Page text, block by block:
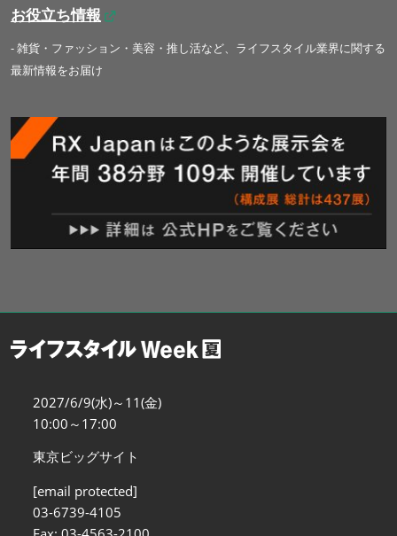
お役立ち情報
- 雑貨・ファッション・美容・推し活など、ライフスタイル業界に関する
最新情報をお届け
2027/6/9(水)～11(金)
10:00～17:00
東京ビッグサイト
[email protected]
03-6739-4105